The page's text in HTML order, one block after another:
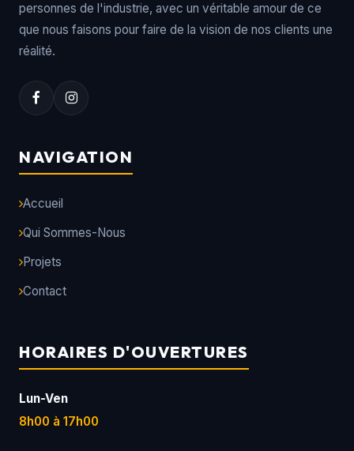
personnes de l'industrie, avec un véritable amour de ce
que nous faisons pour faire de la vision de nos clients une
réalité.
NAVIGATION
Accueil
Qui Sommes-Nous
Projets
Contact
HORAIRES D'OUVERTURES
Lun-Ven
8h00 à 17h00